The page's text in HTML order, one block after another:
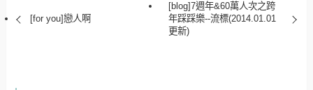
[for you]戀人啊
[blog]7週年&60萬人次之跨
年踩踩樂--流標(2014.01.01
更新)